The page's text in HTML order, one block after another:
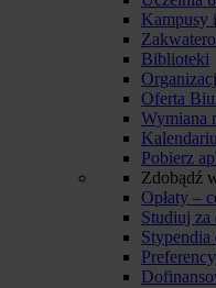
Kampusy
Biblioteki
Oferta
Wymiana
Pobierz
Zdobądź
Opłaty –
Studiuj za
Stypendia